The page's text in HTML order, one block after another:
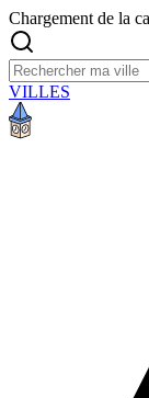
Chargement de la
VILLES